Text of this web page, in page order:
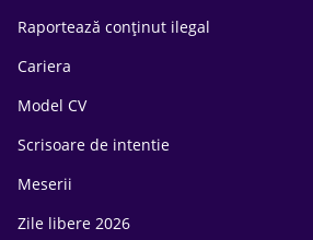
Raportează conținut ilegal
Cariera
Model CV
Scrisoare de intentie
Meserii
Zile libere 2026